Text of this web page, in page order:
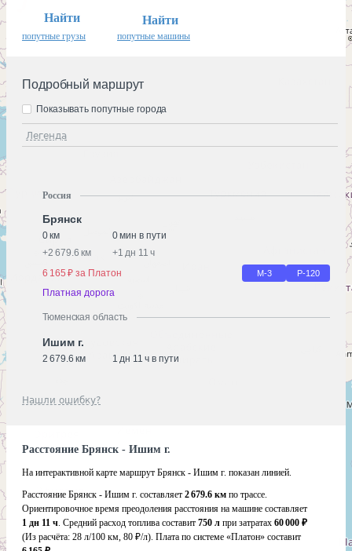
Найти
попутные грузы
Найти
попутные машины
Подробный маршрут
Легенда
Показывать попутные города
Россия
Брянск
0 км
0 мин в пути
+2 679.6 км +1 дн 11 ч
6 165 ₽ за Платон
М-3 Р-120
Платная дорога
Тюменская область
Ишим г.
2 679.6 км 1 дн 11 ч в пути
Нашли ошибку?
Расстояние Брянск - Ишим г.
На интерактивной карте маршрут Брянск - Ишим г. показан линией.
Расстояние Брянск - Ишим г. составляет 2 679.6 км по трассе.
Ориентировочное время преодоления расстояния на машине составляет
1 дн 11 ч. Средний расход топлива составит 750 л при затратах 60 000 ₽
(Из расчёта: 28 л/100 км, 80 ₽/л). Плата по системе «Платон» составит